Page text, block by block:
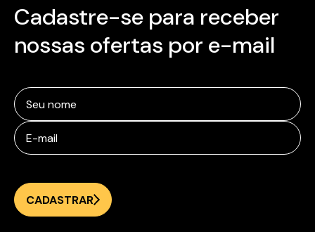
Cadastre-se para receber
nossas ofertas por e-mail
CADASTRAR